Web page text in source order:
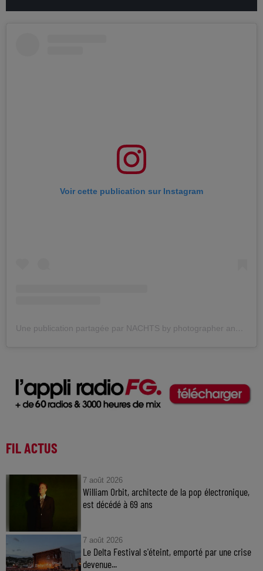
Voir cette publication sur Instagram
FIL ACTUS
7 août 2026
William Orbit, architecte de la pop électronique,
est décédé à 69 ans
7 août 2026
Le Delta Festival s'éteint, emporté par une crise
devenue...